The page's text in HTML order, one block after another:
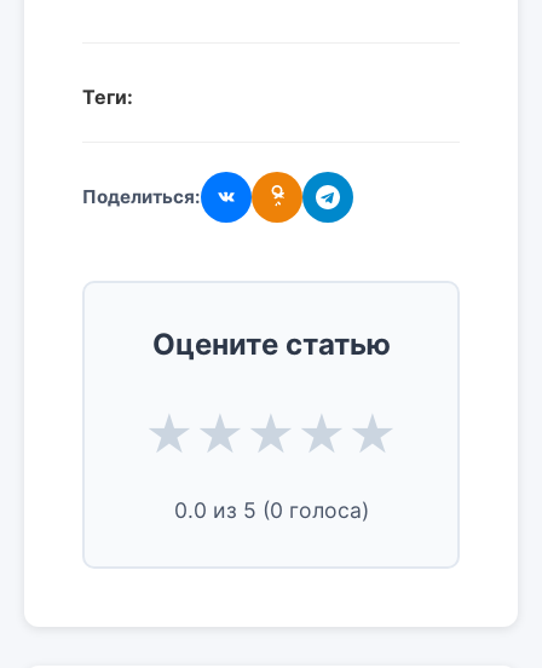
Теги:
Поделиться:
Оцените статью
★ ★ ★ ★ ★
0.0 из 5 (0 голоса)